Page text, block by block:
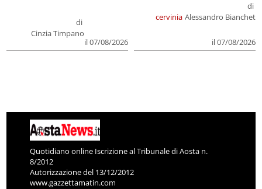
di
Cinzia Timpano
il 07/08/2026
cervinia
di
Alessandro Bianchet
il 07/08/2026
Quotidiano online Iscrizione al Tribunale di Aosta n.
8/2012
Autorizzazione del 13/12/2012
www.gazzettamatin.com